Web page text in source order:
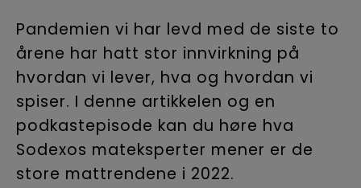
Pandemien vi har levd med de siste to
årene har hatt stor innvirkning på
hvordan vi lever, hva og hvordan vi
spiser. I denne artikkelen og en
podkastepisode kan du høre hva
Sodexos mateksperter mener er de
store mattrendene i 2022.